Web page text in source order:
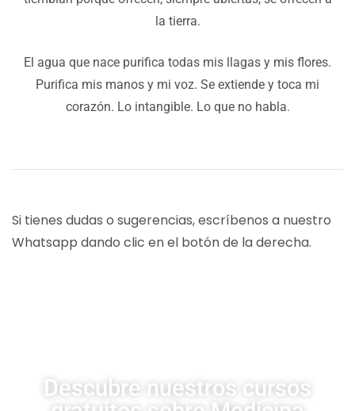
la tierra.
El agua que nace purifica todas mis llagas y mis flores.
Purifica mis manos y mi voz. Se extiende y toca mi
corazón. Lo intangible. Lo que no habla.
Si tienes dudas o sugerencias, escríbenos a nuestro
Whatsapp dando clic en el botón de la derecha.
Descubre nuestros cursos